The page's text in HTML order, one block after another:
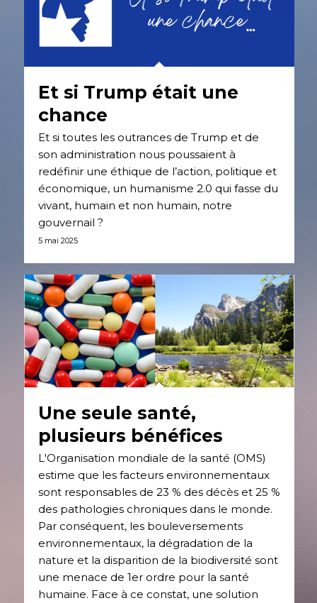
Et si Trump était une
chance
Et si toutes les outrances de Trump et de
son administration nous poussaient à
redéfinir une éthique de l’action, politique et
économique, un humanisme 2.0 qui fasse du
vivant, humain et non humain, notre
gouvernail ?
5 mai 2025
Une seule santé,
plusieurs bénéfices
L'Organisation mondiale de la santé (OMS)
estime que les facteurs environnementaux
sont responsables de 23 % des décès et 25 %
des pathologies chroniques dans le monde.
Par conséquent, les bouleversements
environnementaux, la dégradation de la
nature et la disparition de la biodiversité sont
une menace de 1er ordre pour la santé
humaine. Face à ce constat, une solution